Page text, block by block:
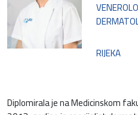
RIJEKA
Diplomirala je na Medicinskom